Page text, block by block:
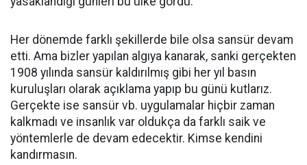
Her dönemde farklı şekillerde bile olsa sansür devam
etti. Ama bizler yapılan algıya kanarak, sanki gerçekten
1908 yılında sansür kaldırılmış gibi her yıl basın
kuruluşları olarak açıklama yapıp bu günü kutlarız.
Gerçekte ise sansür vb. uygulamalar hiçbir zaman
kalkmadı ve insanlık var oldukça da farklı saik ve
yöntemlerle de devam edecektir. Kimse kendini
kandırmasın.